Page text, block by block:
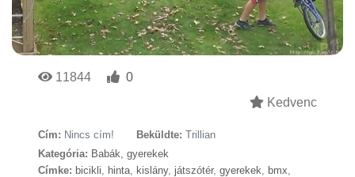
11844
0
Kedvenc
Cím: Nincs cím! Beküldte: Trillian
Kategória: Babák, gyerekek
Címke: bicikli, hinta, kislány, játszótér, gyerekek, bmx,